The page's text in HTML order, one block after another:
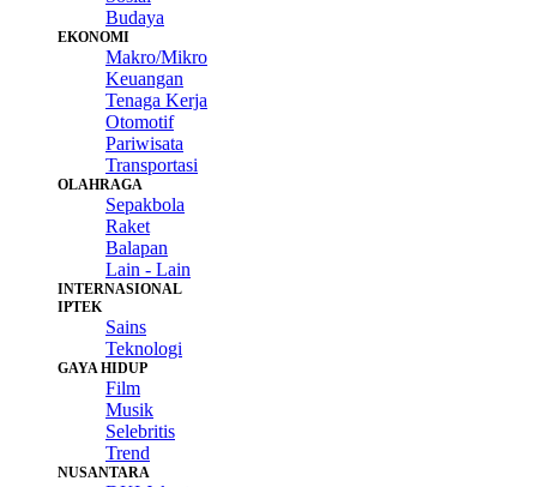
Budaya
EKONOMI
Makro/Mikro
Keuangan
Tenaga Kerja
Otomotif
Pariwisata
Transportasi
OLAHRAGA
Sepakbola
Raket
Balapan
Lain - Lain
INTERNASIONAL
IPTEK
Sains
Teknologi
GAYA HIDUP
Film
Musik
Selebritis
Trend
NUSANTARA